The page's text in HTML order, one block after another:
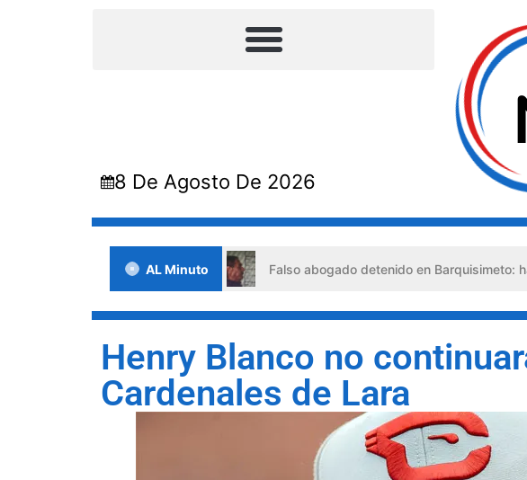
8 De Agosto De 2026
AL Minuto
situaciones de crisis Falso abogado detenido en Barquisimeto: habría
Henry Blanco no
Cardenales de Lara